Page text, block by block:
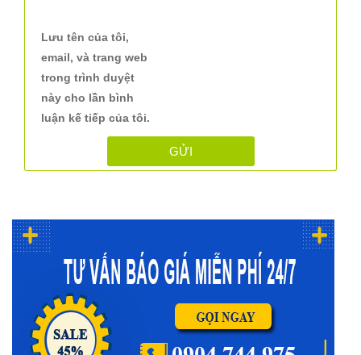
Lưu tên của tôi,
email, và trang web
trong trình duyệt
này cho lần bình
luận kế tiếp của tôi.